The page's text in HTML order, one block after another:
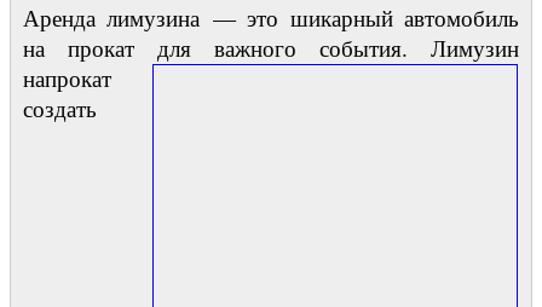
Аренда лимузина — это шикарный автомобиль
на прокат для важного события. Лимузин
напрокат
создать